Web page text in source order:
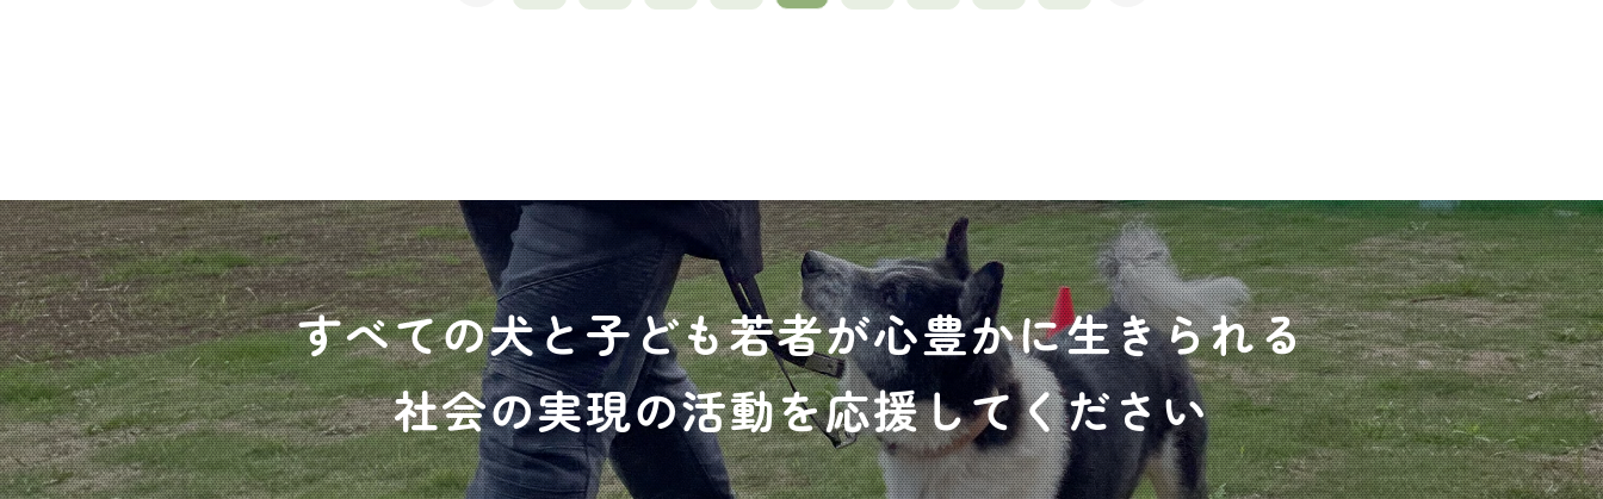
すべての犬と子ども若者が心豊かに生きられる
社会の実現の活動を応援してください